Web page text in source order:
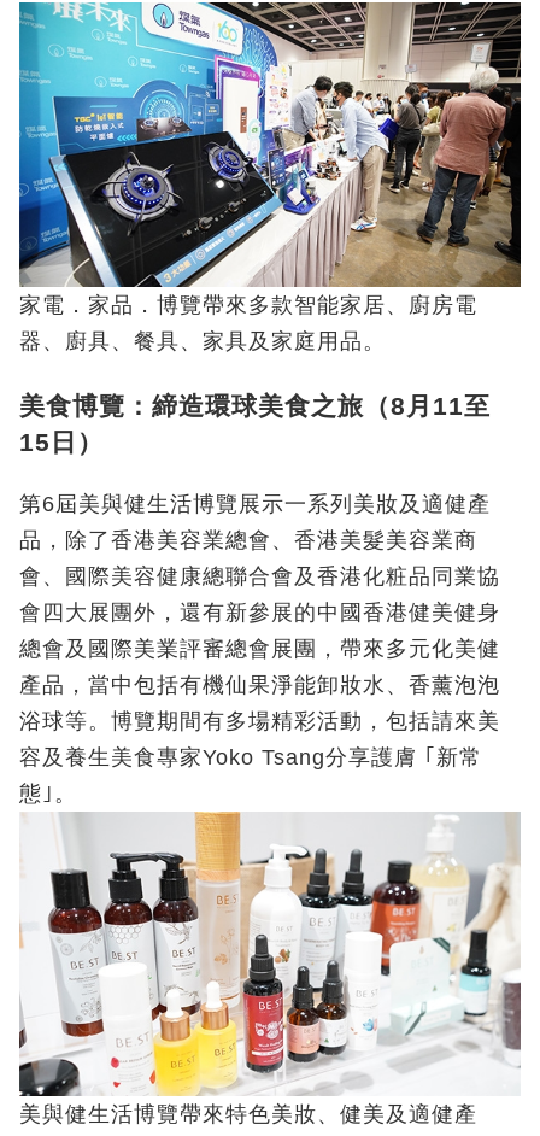
家電．家品．博覽帶來多款智能家居、廚房電
器、廚具、餐具、家具及家庭用品。
美食博覽：締造環球美食之旅（8月11至
15日）
第6屆美與健生活博覽展示一系列美妝及適健產
品，除了香港美容業總會、香港美髮美容業商
會、國際美容健康總聯合會及香港化粧品同業協
會四大展團外，還有新參展的中國香港健美健身
總會及國際美業評審總會展團，帶來多元化美健
產品，當中包括有機仙果淨能卸妝水、香薰泡泡
浴球等。博覽期間有多場精彩活動，包括請來美
容及養生美食專家Yoko Tsang分享護膚 ｢新常
態｣。
美與健生活博覽帶來特色美妝、健美及適健產